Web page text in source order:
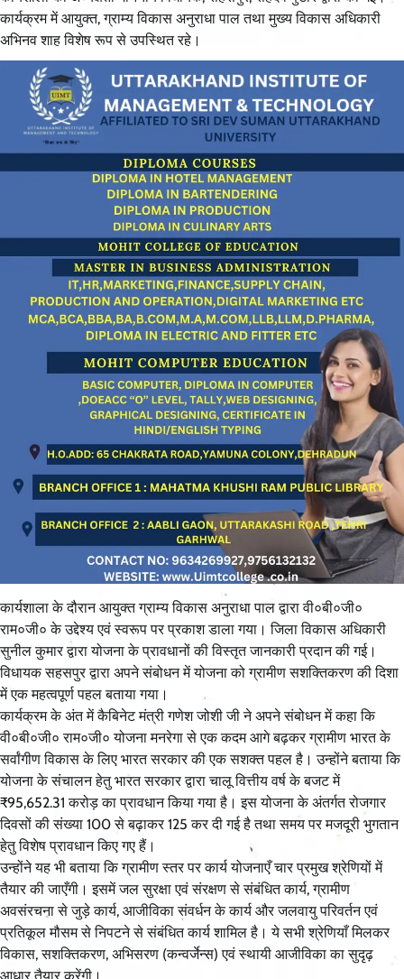
कार्यक्रम में आयुक्त, ग्राम्य विकास अनुराधा पाल तथा मुख्य विकास अधिकारी
अभिनव शाह विशेष रूप से उपस्थित रहे।
कार्यशाला के दौरान आयुक्त ग्राम्य विकास अनुराधा पाल द्वारा वी०बी०जी०
राम०जी० के उद्देश्य एवं स्वरूप पर प्रकाश डाला गया। जिला विकास अधिकारी
सुनील कुमार द्वारा योजना के प्रावधानों की विस्तृत जानकारी प्रदान की गई।
विधायक सहसपुर द्वारा अपने संबोधन में योजना को ग्रामीण सशक्तिकरण की दिशा
में एक महत्वपूर्ण पहल बताया गया।
कार्यक्रम के अंत में कैबिनेट मंत्री गणेश जोशी जी ने अपने संबोधन में कहा कि
वी०बी०जी० राम०जी० योजना मनरेगा से एक कदम आगे बढ़कर ग्रामीण भारत के
सर्वांगीण विकास के लिए भारत सरकार की एक सशक्त पहल है। उन्होंने बताया कि
योजना के संचालन हेतु भारत सरकार द्वारा चालू वित्तीय वर्ष के बजट में
₹95,652.31 करोड़ का प्रावधान किया गया है। इस योजना के अंतर्गत रोजगार
दिवसों की संख्या 100 से बढ़ाकर 125 कर दी गई है तथा समय पर मजदूरी भुगतान
हेतु विशेष प्रावधान किए गए हैं।
उन्होंने यह भी बताया कि ग्रामीण स्तर पर कार्य योजनाएँ चार प्रमुख श्रेणियों में
तैयार की जाएँगी। इसमें जल सुरक्षा एवं संरक्षण से संबंधित कार्य, ग्रामीण
अवसंरचना से जुड़े कार्य, आजीविका संवर्धन के कार्य और जलवायु परिवर्तन एवं
प्रतिकूल मौसम से निपटने से संबंधित कार्य शामिल है। ये सभी श्रेणियाँ मिलकर
विकास, सशक्तिकरण, अभिसरण (कन्वर्जेन्स) एवं स्थायी आजीविका का सुदृढ़